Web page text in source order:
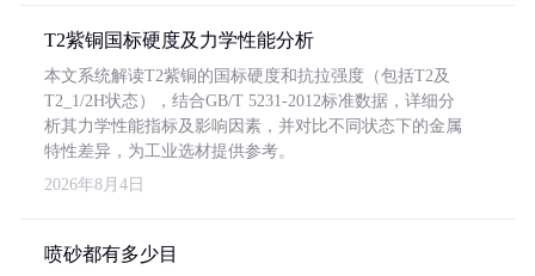
T2紫铜国标硬度及力学性能分析
本文系统解读T2紫铜的国标硬度和抗拉强度（包括T2及
T2_1/2H状态），结合GB/T 5231-2012标准数据，详细分
析其力学性能指标及影响因素，并对比不同状态下的金属
特性差异，为工业选材提供参考。
2026年8月4日
喷砂都有多少目